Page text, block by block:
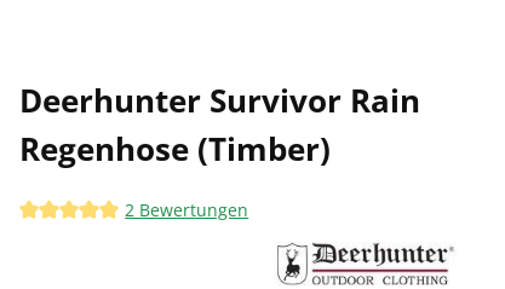
Deerhunter Survivor Rain
Regenhose (Timber)
Durchschnittliche Bewertung von 5 von 5 Sternen
2 Bewertungen